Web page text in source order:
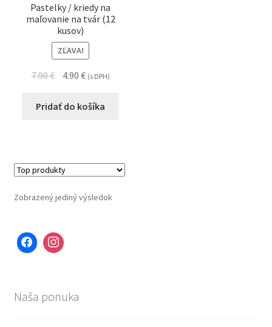
Pastelky / kriedy na
maľovanie na tvár (12
kusov)
ZĽAVA!
7.90€ 4.90 € (s DPH)
Pridať do košíka
Zobrazený jediný výsledok
Naša ponuka